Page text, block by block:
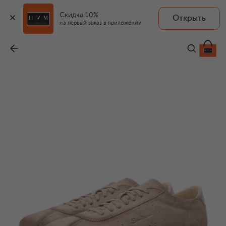
Скидка 10%
на первый заказ в приложении
Открыть
61 550 ₽